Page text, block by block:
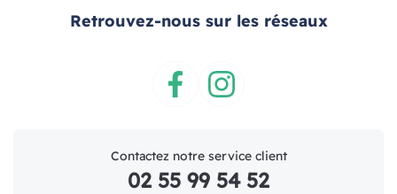
Retrouvez-nous sur les réseaux
Contactez notre service client
02 55 99 54 52